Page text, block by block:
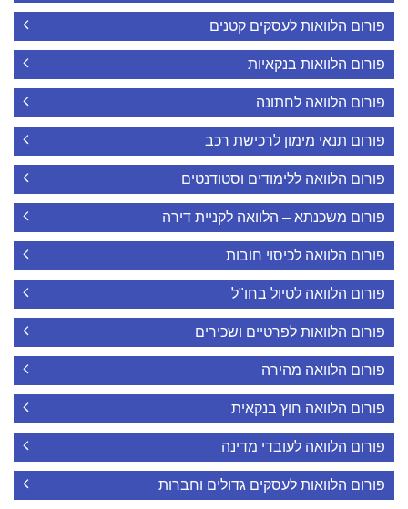
פורום הלוואות לעסקים קטנים
פורום הלוואות בנקאיות
פורום הלוואה לחתונה
פורום תנאי מימון לרכישת רכב
פורום הלוואה ללימודים וסטודנטים
פורום משכנתא – הלוואה לקניית דירה
פורום הלוואה לכיסוי חובות
פורום הלוואה לטיול בחו"ל
פורום הלוואות לפרטיים ושכירים
פורום הלוואה מהירה
פורום הלוואה חוץ בנקאית
פורום הלוואה לעובדי מדינה
פורום הלוואות לעסקים גדולים וחברות